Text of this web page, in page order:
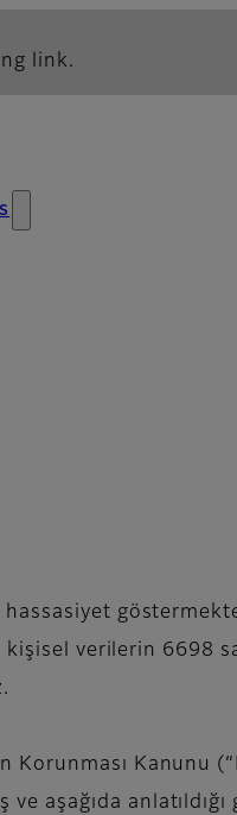
link.
hassasiyet
verilerin 6698
Korunması Kanunu
aşağıda